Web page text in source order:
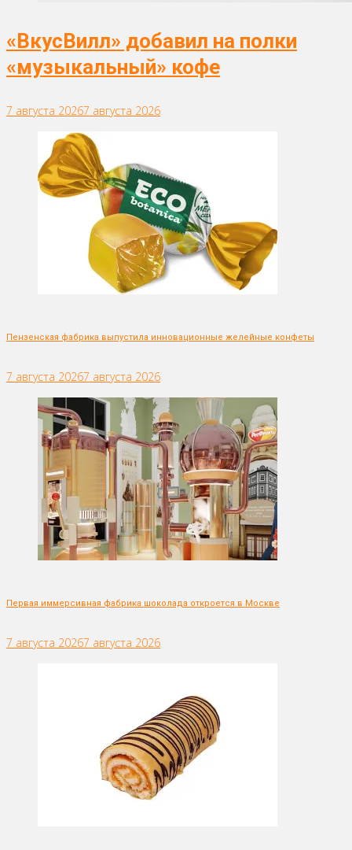
«ВкусВилл» добавил на полки
«музыкальный» кофе
7 августа 20267 августа 2026
Пензенская фабрика выпустила инновационные желейные конфеты
7 августа 20267 августа 2026
Первая иммерсивная фабрика шоколада откроется в Москве
7 августа 20267 августа 2026